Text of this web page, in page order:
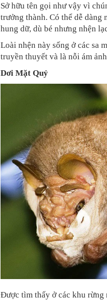
Sở hữu tên gọi như vậy vì
trưởng thành. Có thể dễ dàng
hung dữ, dù bé nhưng nhện
Loài nhện này sống ở các sa
truyền thuyết và là nỗi ám
Dơi Mặt Quỷ
Được tìm thấy ở các khu